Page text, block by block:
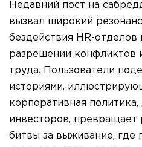
Недавний пост на
вызвал широкий
бездействия HR-
разрешении конфликтов
труда. Пользователи
историями,
корпоративная
инвесторов, превращает
битвы за выживание, где